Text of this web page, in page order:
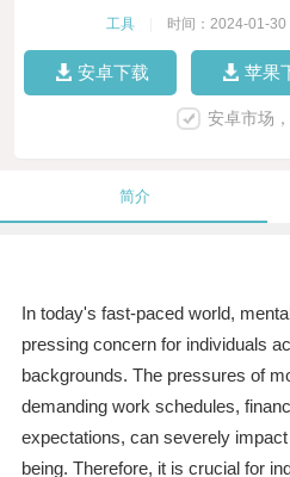
工具 时间：2024-01-30
安卓下载 苹果
安卓市场
简介
In today's fast-paced world,
pressing concern for individuals
backgrounds. The pressures of
demanding work schedules,
expectations, can severely
being. Therefore, it is crucial for